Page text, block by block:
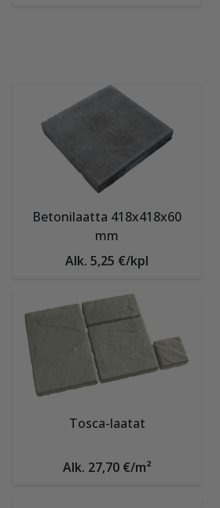
Betonilaatta 418x418x60
mm
Alk. 5,25 €/kpl
Tosca-laatat
Alk. 27,70 €/m²